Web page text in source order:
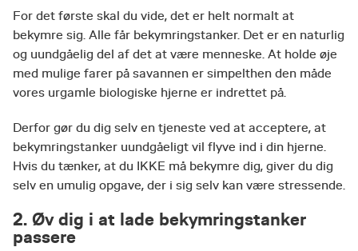
For det første skal du vide, det er helt normalt at
bekymre sig. Alle får bekymringstanker. Det er en naturlig
og uundgåelig del af det at være menneske. At holde øje
med mulige farer på savannen er simpelthen den måde
vores urgamle biologiske hjerne er indrettet på.
Derfor gør du dig selv en tjeneste ved at acceptere, at
bekymringstanker uundgåeligt vil flyve ind i din hjerne.
Hvis du tænker, at du IKKE må bekymre dig, giver du dig
selv en umulig opgave, der i sig selv kan være stressende.
2. Øv dig i at lade bekymringstanker
passere